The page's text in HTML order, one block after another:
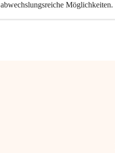
abwechslungsreiche Möglichkeiten.